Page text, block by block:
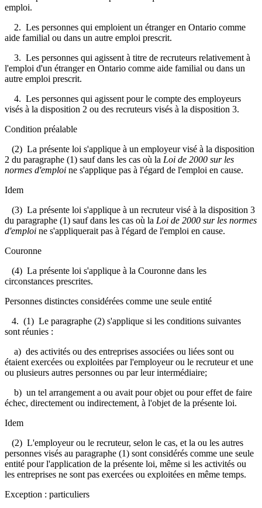
emploi.
2. Les personnes qui emploient un étranger en Ontario comme
aide familial ou dans un autre emploi prescrit.
3. Les personnes qui agissent à titre de recruteurs relativement à
l'emploi d'un étranger en Ontario comme aide familial ou dans un
autre emploi prescrit.
4. Les personnes qui agissent pour le compte des employeurs
visés à la disposition 2 ou des recruteurs visés à la disposition 3.
Condition préalable
(2) La présente loi s'applique à un employeur visé à la disposition
2 du paragraphe (1) sauf dans les cas où la Loi de 2000 sur les
normes d'emploi ne s'applique pas à l'égard de l'emploi en cause.
Idem
(3) La présente loi s'applique à un recruteur visé à la disposition 3
du paragraphe (1) sauf dans les cas où la Loi de 2000 sur les normes
d'emploi ne s'appliquerait pas à l'égard de l'emploi en cause.
Couronne
(4) La présente loi s'applique à la Couronne dans les
circonstances prescrites.
Personnes distinctes considérées comme une seule entité
4. (1) Le paragraphe (2) s'applique si les conditions suivantes
sont réunies :
a) des activités ou des entreprises associées ou liées sont ou
étaient exercées ou exploitées par l'employeur ou le recruteur et une
ou plusieurs autres personnes ou par leur intermédiaire;
b) un tel arrangement a ou avait pour objet ou pour effet de faire
échec, directement ou indirectement, à l'objet de la présente loi.
Idem
(2) L'employeur ou le recruteur, selon le cas, et la ou les autres
personnes visés au paragraphe (1) sont considérés comme une seule
entité pour l'application de la présente loi, même si les activités ou
les entreprises ne sont pas exercées ou exploitées en même temps.
Exception : particuliers